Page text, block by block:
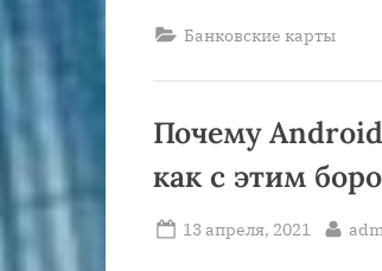
Открытие:
2-
5%
на
Банковские карты
Почему
как с этим
Posted
13 апреля, 2021 By